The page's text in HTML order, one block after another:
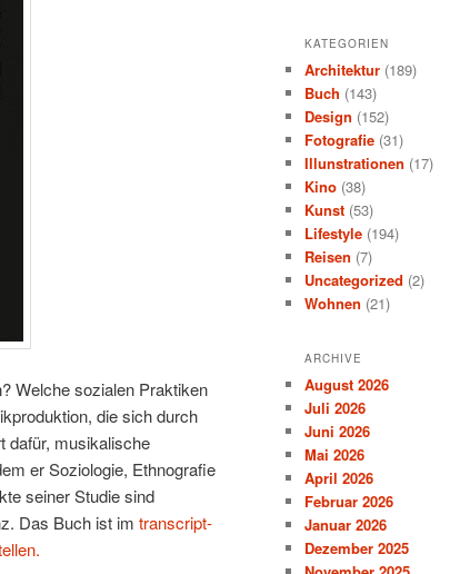
Welche sozialen Praktiken
die sich durch
dafür, musikalische
er Soziologie, Ethnografie
seiner Studie sind
Das Buch ist im transcript-
KATEGORIEN
Architektur (189)
Buch (143)
Design (152)
Fotografie (31)
Illunstrationen (17)
Kino (38)
Kunst (53)
Lifestyle (194)
Reisen (7)
Uncategorized (2)
Wohnen (21)
ARCHIVE
August 2026
Juli 2026
Juni 2026
Mai 2026
April 2026
Februar 2026
Januar 2026
Dezember 2025